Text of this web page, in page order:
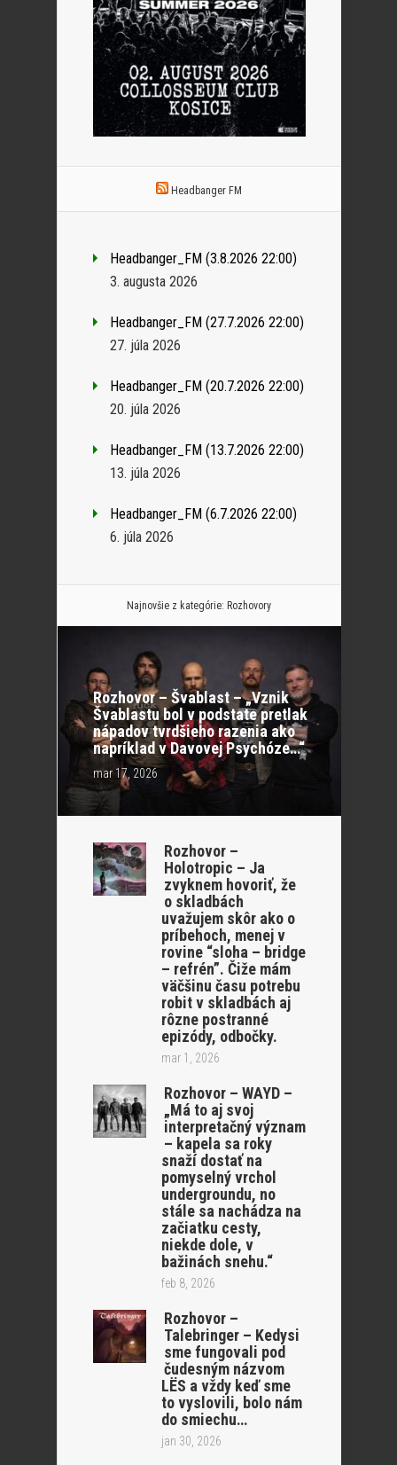
Headbanger FM
Headbanger_FM (3.8.2026 22:00)
3. augusta 2026
Headbanger_FM (27.7.2026 22:00)
27. júla 2026
Headbanger_FM (20.7.2026 22:00)
20. júla 2026
Headbanger_FM (13.7.2026 22:00)
13. júla 2026
Headbanger_FM (6.7.2026 22:00)
6. júla 2026
Najnovšie z kategórie: Rozhovory
Rozhovor – Švablast – „Vznik
Švablastu bol v podstate pretlak
nápadov tvrdšieho razenia ako
napríklad v Davovej Psychóze…“
mar 17, 2026
Rozhovor –
Holotropic – Ja
zvyknem hovoriť, že
o skladbách
uvažujem skôr ako o
príbehoch, menej v
rovine “sloha – bridge
– refrén”. Čiže mám
väčšinu času potrebu
robit v skladbách aj
rôzne postranné
epizódy, odbočky.
mar 1, 2026
Rozhovor – WAYD –
„Má to aj svoj
interpretačný význam
– kapela sa roky
snaží dostať na
pomyselný vrchol
undergroundu, no
stále sa nachádza na
začiatku cesty,
niekde dole, v
bažinách snehu.“
feb 8, 2026
Rozhovor –
Talebringer – Kedysi
sme fungovali pod
čudesným názvom
LËS a vždy keď sme
to vyslovili, bolo nám
do smiechu…
jan 30, 2026